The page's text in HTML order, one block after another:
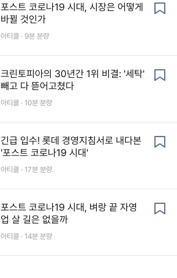
포스트 코로나19 시대, 시장은 어떻게
바뀔 것인가
아티클 · 9분 분량
크린토피아의 30년간 1위 비결: '세탁'
빼고 다 뜯어고쳤다
아티클 · 10분 분량
긴급 입수! 롯데 경영지침서로 내다본
'포스트 코로나19 시대'
아티클 · 17분 분량
포스트 코로나19 시대, 벼랑 끝 자영
업 살 길은 없을까
아티클 · 14분 분량